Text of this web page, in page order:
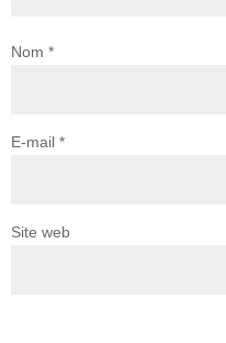
Nom *
E-mail *
Site web